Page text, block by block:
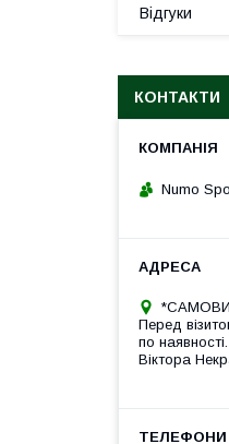
Відгуки
КОНТАКТИ
Numo
Перед
по
Віктора